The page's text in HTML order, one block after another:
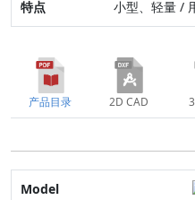
小型、轻量 /
产品目录 2D CAD
Model